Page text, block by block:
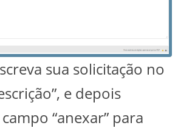
sua solicitação no
e depois
“anexar” para